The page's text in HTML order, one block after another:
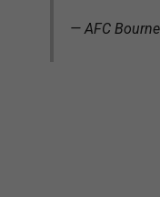
— AFC